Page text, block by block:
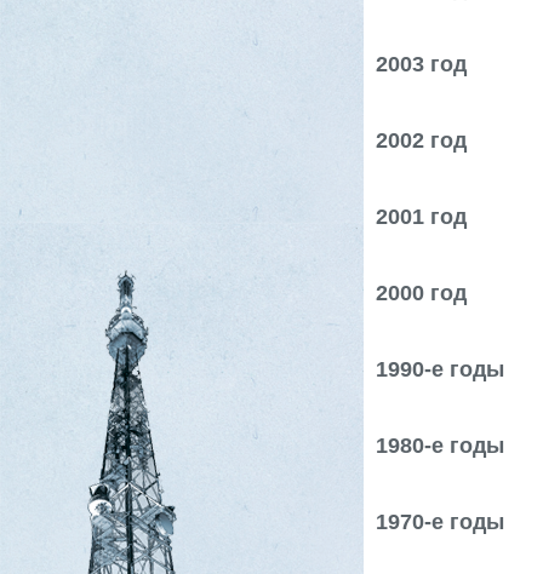
2003 год
2002 год
2001 год
2000 год
1990-е годы
1980-е годы
1970-е годы